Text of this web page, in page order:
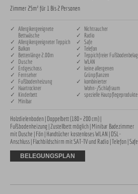
Zimmer 25m² für 1 Bis 2 Personen
✓ Allergikergeeignete
Bettwäsche
✓ Allergikergeeigneter Teppich
✓ Balkon
✓ Bettenlänge 2.00m
✓ Dusche
✓ Erdgeschoss
✓ Fernseher
✓ Fußbodenheizung
✓ Haartrockner
✓ Kinderbett
✓ Minibar
✓ Nichtraucher
✓ Radio
✓ Safe
✓ Telefon
✓ Teppichfreier Fußbodenbelag
✓ WLAN
✓ keine allergenen
Grünpflanzen
✓ kombinierter
Wohn-/Schlafraum
✓ spezielle Hautpflegeprodukte
Holzdielenboden | Doppelbett (180 × 200 cm) |
Fußbodenheizung | Zustellbett möglich | Minibar Badezimmer
mit Dusche | Fön | Handtücher kostenloses WLAN | DSL-
Anschluss | Flachbildschirm mit SAT-TV und Radio | Telefon | Safe
BELEGUNGSPLAN